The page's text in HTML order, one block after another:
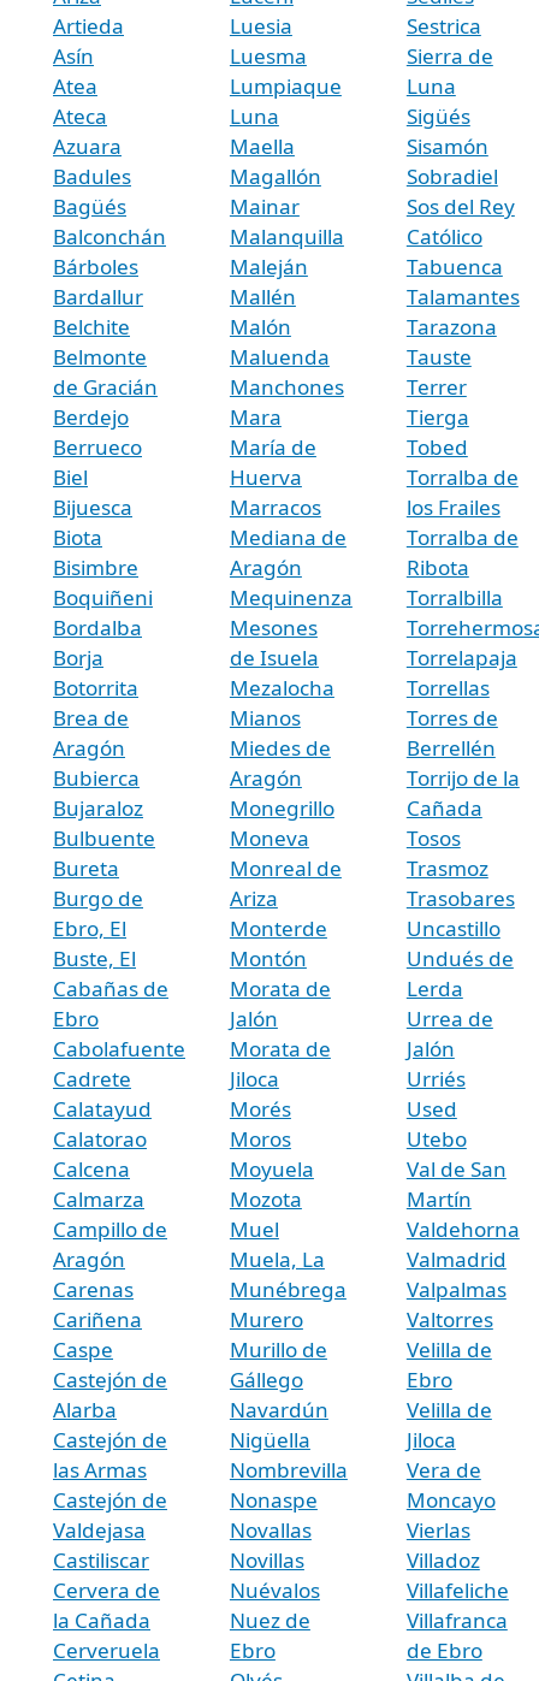
Artieda
Asín
Atea
Ateca
Azuara
Badules
Bagüés
Balconchán
Bárboles
Bardallur
Belchite
Belmonte
de Gracián
Berdejo
Berrueco
Biel
Bijuesca
Biota
Bisimbre
Boquiñeni
Bordalba
Borja
Botorrita
Brea de
Aragón
Bubierca
Bujaraloz
Bulbuente
Bureta
Burgo de
Ebro, El
Buste, El
Cabañas de
Ebro
Cabolafuente
Cadrete
Calatayud
Calatorao
Calcena
Calmarza
Campillo de
Aragón
Carenas
Cariñena
Caspe
Castejón de
Alarba
Castejón de
las Armas
Castejón de
Valdejasa
Castiliscar
Cervera de
la Cañada
Cerveruela
Luesia
Luesma
Lumpiaque
Luna
Maella
Magallón
Mainar
Malanquilla
Maleján
Mallén
Malón
Maluenda
Manchones
Mara
María de
Huerva
Marracos
Mediana de
Aragón
Mequinenza
Mesones
de Isuela
Mezalocha
Mianos
Miedes de
Aragón
Monegrillo
Moneva
Monreal de
Ariza
Monterde
Montón
Morata de
Jalón
Morata de
Jiloca
Morés
Moros
Moyuela
Mozota
Muel
Muela, La
Munébrega
Murero
Murillo de
Gállego
Navardún
Nigüella
Nombrevilla
Nonaspe
Novallas
Novillas
Nuévalos
Nuez de
Ebro
Sestrica
Sierra de
Luna
Sigüés
Sisamón
Sobradiel
Sos del Rey
Católico
Tabuenca
Talamantes
Tarazona
Tauste
Terrer
Tierga
Tobed
Torralba de
los Frailes
Torralba de
Ribota
Torralbilla
Torrelapaja
Torrellas
Torres de
Berrellén
Torrijo de la
Cañada
Tosos
Trasmoz
Trasobares
Uncastillo
Undués de
Lerda
Urrea de
Jalón
Urriés
Used
Utebo
Val de San
Martín
Valdehorna
Valmadrid
Valpalmas
Valtorres
Velilla de
Ebro
Velilla de
Jiloca
Vera de
Moncayo
Vierlas
Villadoz
Villafeliche
Villafranca
de Ebro